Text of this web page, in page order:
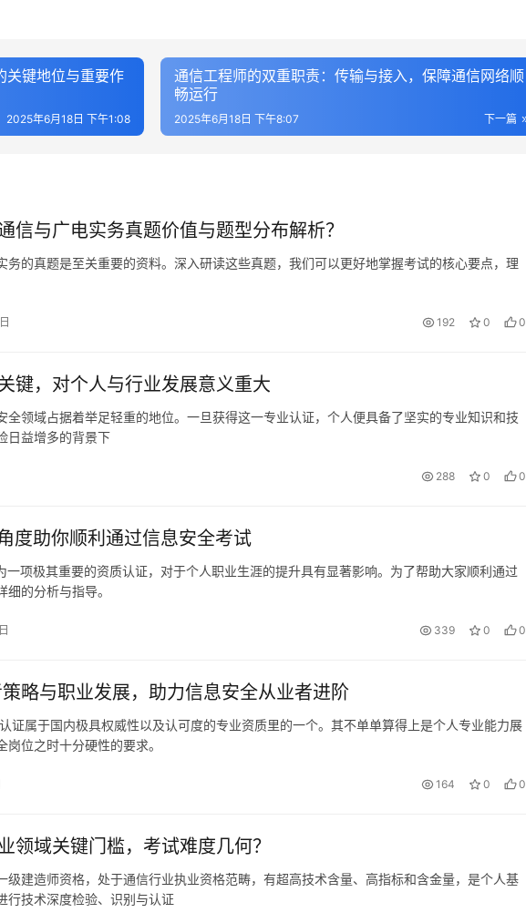
关键地位与重要作
2025年6月18日 下午1:08
通信工程师的双重职责：传输与接入，保障通信网络顺
畅运行
下一篇
2025年6月18日 下午8:07
信与广电实务真题价值与题型分布解析？
的真题是至关重要的资料。深入研读这些真题，我们可以更好地掌握考试的核心要点，理
192 0 0
键，对个人与行业发展意义重大
全领域占据着举足轻重的地位。一旦获得这一专业认证，个人便具备了坚实的专业知识和技
日益增多的背景下
288 0 0
度助你顺利通过信息安全考试
项极其重要的资质认证，对于个人职业生涯的提升具有显著影响。为了帮助大家顺利通过
的分析与指导。
339 0 0
略与职业发展，助力信息安全从业者进阶
证属于国内极具权威性以及认可度的专业资质里的一个。其不单单算得上是个人专业能力展
位之时十分硬性的要求。
164 0 0
领域关键门槛，考试难度几何？
级建造师资格，处于通信行业执业资格范畴，有超高技术含量、高指标和含金量，是个人基
行技术深度检验、识别与认证